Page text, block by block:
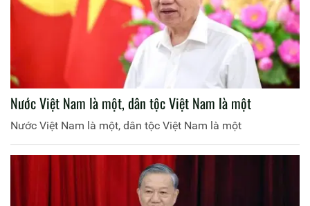
Nước Việt Nam là một, dân tộc Việt Nam là một
Nước Việt Nam là một, dân tộc Việt Nam là một